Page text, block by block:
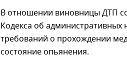
В отношении виновницы ДТП
Кодекса об
требований о прохождении
состояние опьянения.